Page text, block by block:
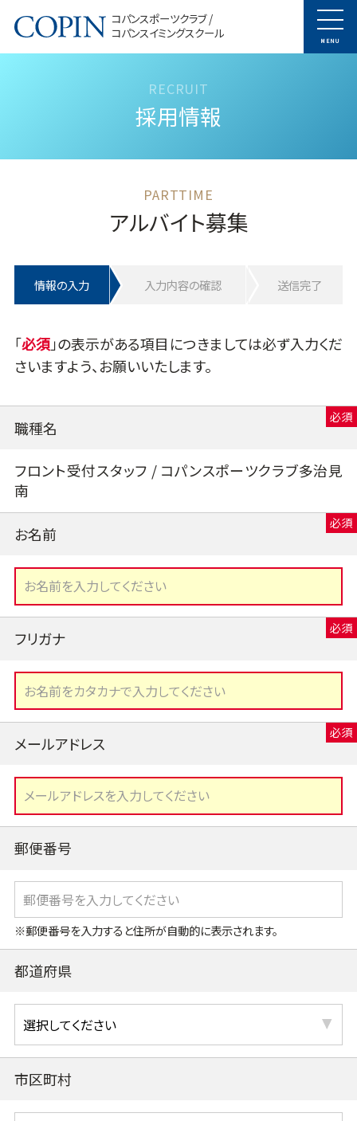
コパンスポーツクラブ /
コパンスイミングスクール
MENU
採用情報
アルバイト募集
情報の入力 入力内容の確認 送信完了
「
」の表示がある項目につきましては必ず入力くだ
さいますよう、お願いいたします。
職種名
フロント受付スタッフ / コパンスポーツクラブ多治見
南
お名前
フリガナ
メールアドレス
郵便番号
※郵便番号を入力すると住所が自動的に表示されます。
都道府県
市区町村